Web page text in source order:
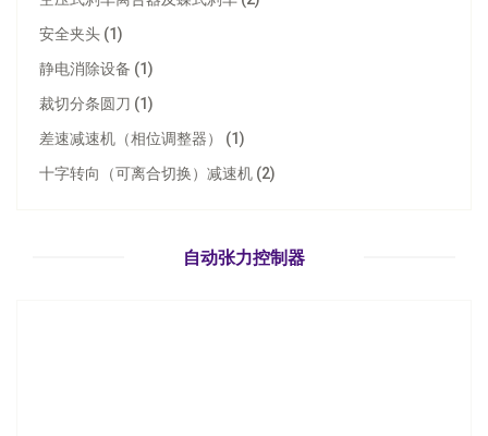
安全夹头 (1)
静电消除设备 (1)
裁切分条圆刀 (1)
差速减速机（相位调整器） (1)
十字转向（可离合切换）减速机 (2)
自动张力控制器
立即询问